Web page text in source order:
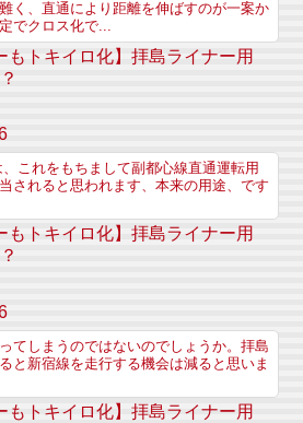
く、直通により距離を伸ばすのが一案か
でクロス化で...
もトキイロ化】拝島ライナー用
これをもちまして副都心線直通運転用
されると思われます、本来の用途、です
もトキイロ化】拝島ライナー用
てしまうのではないのでしょうか。拝島
と新宿線を走行する機会は減ると思いま
もトキイロ化】拝島ライナー用